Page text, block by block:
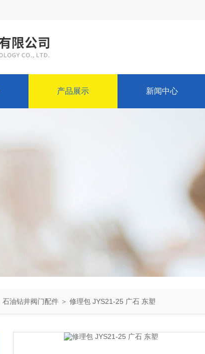
产品展示 新闻中心
石油钻井阀门配件 ＞ 修理包 JYS21-25 广石 东塑